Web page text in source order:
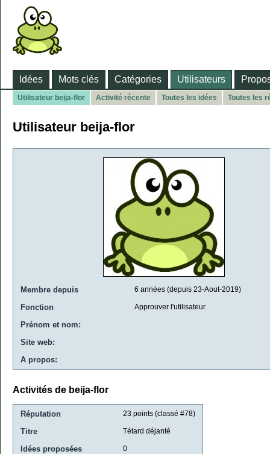
Idées Mots clés Catégories Utilisateurs
Utilisateur beija-flor Activité récente Toutes les idées Toutes les
Utilisateur beija-flor
Membre depuis 6 années (depuis 23-Aout-2019)
Fonction Approuver l'utilisateur
Prénom et nom:
Site web:
A propos:
Activités de beija-flor
Réputation 23 points (classé #78)
Titre Tétard déjanté
Idées proposées 0